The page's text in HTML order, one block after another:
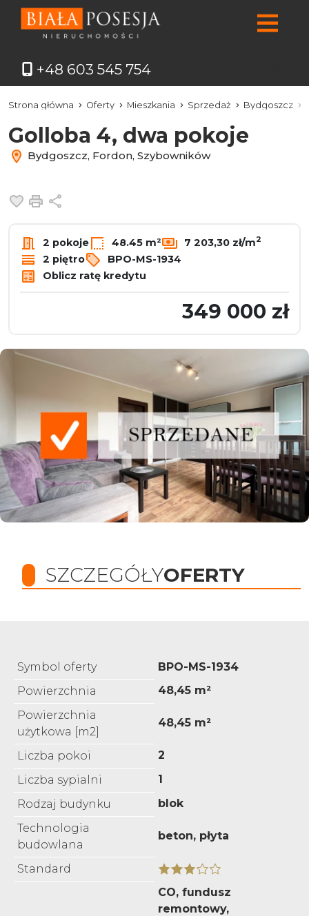
+48 603 545 754
Strona główna Oferty Mieszkania Sprzedaż Bydgoszcz
Golloba 4, dwa pokoje
Bydgoszcz, Fordon, Szybowników
Dodaj do ulubionych
Drukuj
2 pokoje 48.45 m² 7 203,30 zł/m2
2 piętro
BPO-MS-1934
Oblicz ratę kredytu
349 000 zł
SZCZEGÓŁYOFERTY
Symbol oferty
BPO-MS-1934
Powierzchnia
48,45 m²
Powierzchnia
użytkowa [m2]
48,45 m²
Liczba pokoi
2
Liczba sypialni
1
Rodzaj budynku
blok
Technologia
budowlana
beton, płyta
Standard
CO, fundusz
remontowy,